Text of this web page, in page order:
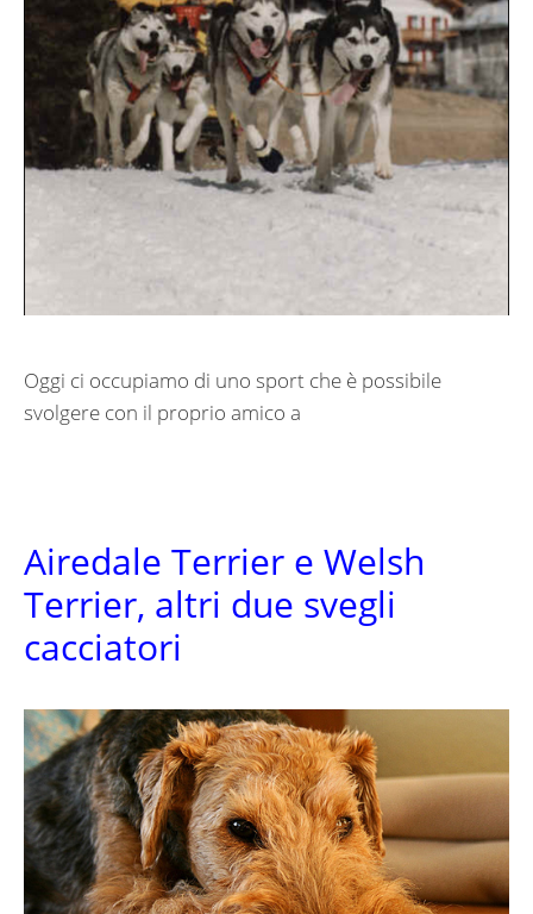
Oggi ci occupiamo di uno sport che è possibile
svolgere con il proprio amico a
Airedale Terrier e Welsh
Terrier, altri due svegli
cacciatori